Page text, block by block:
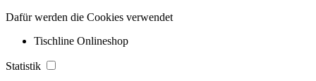
Dafür werden die Cookies verwendet
Tischline Onlineshop
Statistik